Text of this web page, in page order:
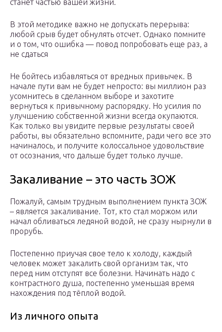
станет частью вашей жизни.
В этой методике важно не допускать перерыва:
любой срыв будет обнулять отсчет. Однако помните
и о том, что ошибка — повод попробовать еще раз, а
не сдаться
Не бойтесь избавляться от вредных привычек. В
начале пути вам не будет непросто: вы миллион раз
усомнитесь в сделанном выборе и захотите
вернуться к привычному распорядку. Но усилия по
улучшению собственной жизни всегда окупаются.
Как только вы увидите первые результаты своей
работы, вы обязательно вспомните, ради чего все это
начиналось, и получите колоссальное удовольствие
от осознания, что дальше будет только лучше.
Закаливание – это часть ЗОЖ
Пожалуй, самым трудным выполнением пункта ЗОЖ
– является закаливание. Тот, кто стал моржом или
начал обливаться ледяной водой, не сразу нырнули в
прорубь.
Постепенно приучая свое тело к холоду, каждый
человек может закалить свой организм так, что
перед ним отступят все болезни. Начинать надо с
контрастного душа, постепенно уменьшая время
нахождения под тёплой водой.
Из личного опыта